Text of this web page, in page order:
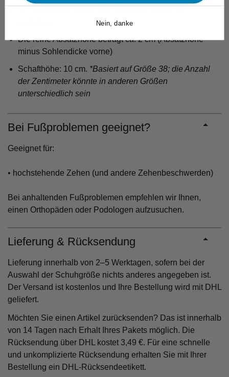
Die reine Absatzhöhe beträgt ca. 2 cm (Absatzhöhe
minus Sohlendicke vorne)
Schafthöhe: 10 cm. *Basiert auf Größe 38; die Anzahl
der Zentimeter könnte in anderen Größen
unterschiedlich sein
Bei Fußproblemen geeignet?
Geeignet für:
• hochstehende Zehen (und andere Zehenbeschwerden)
Bei anhaltenden Fußproblemen empfehlen wir Ihnen,
einen Orthopäden oder Podologen aufzusuchen.
Lieferung & Rücksendung
Lieferung innerhalb von 2–5 Werktagen, sofern bei der
Auswahl der Schuhgröße nichts anderes angegeben ist.
Der Versand ist kostenlos und Ihre Bestellung wird mit DHL
geliefert.
Möchten Sie einen Artikel zurücksenden? Das ist innerhalb
von 14 Tagen nach Erhalt Ihres Pakets möglich. Die
Rücksendung über DHL kostet 3,49 €. Für eine schnelle
und unkomplizierte Rücksendung erhalten Sie mit Ihrer
Bestellung ein DHL-Rücksendeetikett.
Nein, danke